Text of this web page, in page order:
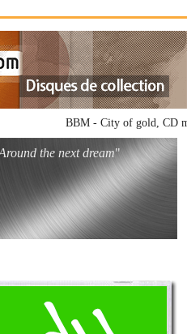
BBM - City of gold, CD
the next dream"